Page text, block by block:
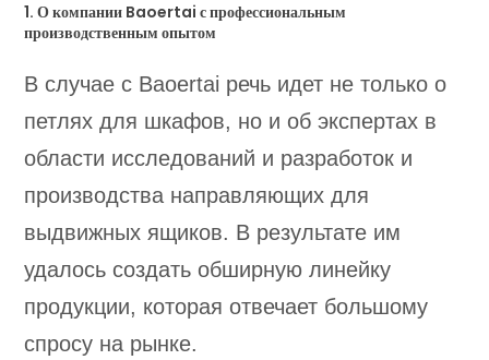
1. О компании Baoertai с профессиональным
производственным опытом
В случае с Baoertai речь идет не только о
петлях для шкафов, но и об экспертах в
области исследований и разработок и
производства направляющих для
выдвижных ящиков. В результате им
удалось создать обширную линейку
продукции, которая отвечает большому
спросу на рынке.